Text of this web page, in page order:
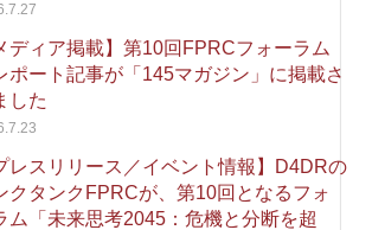
ディア掲載】第10回FPRCフォーラム
ポート記事が「145マガジン」に掲載さ
した
レスリリース／イベント情報】D4DRの
クタンクFPRCが、第10回となるフォ
ム「未来思考2045：危機と分断を超